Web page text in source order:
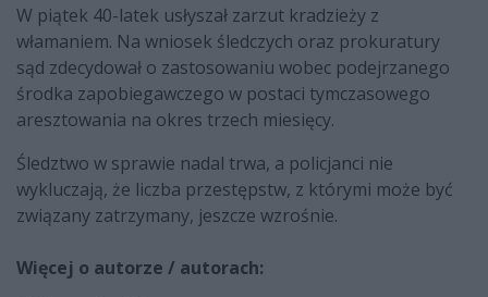
W piątek 40-latek usłyszał zarzut kradzieży z
włamaniem. Na wniosek śledczych oraz prokuratury
sąd zdecydował o zastosowaniu wobec podejrzanego
środka zapobiegawczego w postaci tymczasowego
aresztowania na okres trzech miesięcy.
Śledztwo w sprawie nadal trwa, a policjanci nie
wykluczają, że liczba przestępstw, z którymi może być
związany zatrzymany, jeszcze wzrośnie.
Więcej o autorze / autorach: